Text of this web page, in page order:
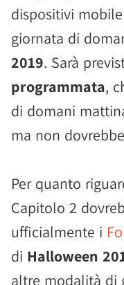
dispositivi
giornata di
2019. Sarà
programmata,
di domani
ma non
Per quanto
Capitolo 2
ufficialmente i
di Halloween
altre modalità di